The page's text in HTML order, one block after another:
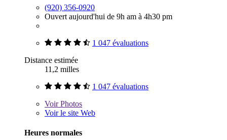
(920) 356-0920
Ouvert aujourd'hui de 9h am à 4h30 pm
1 047 évaluations
Distance estimée
11,2 milles
1 047 évaluations
VoirPhotos
Voir le site Web
Heures normales